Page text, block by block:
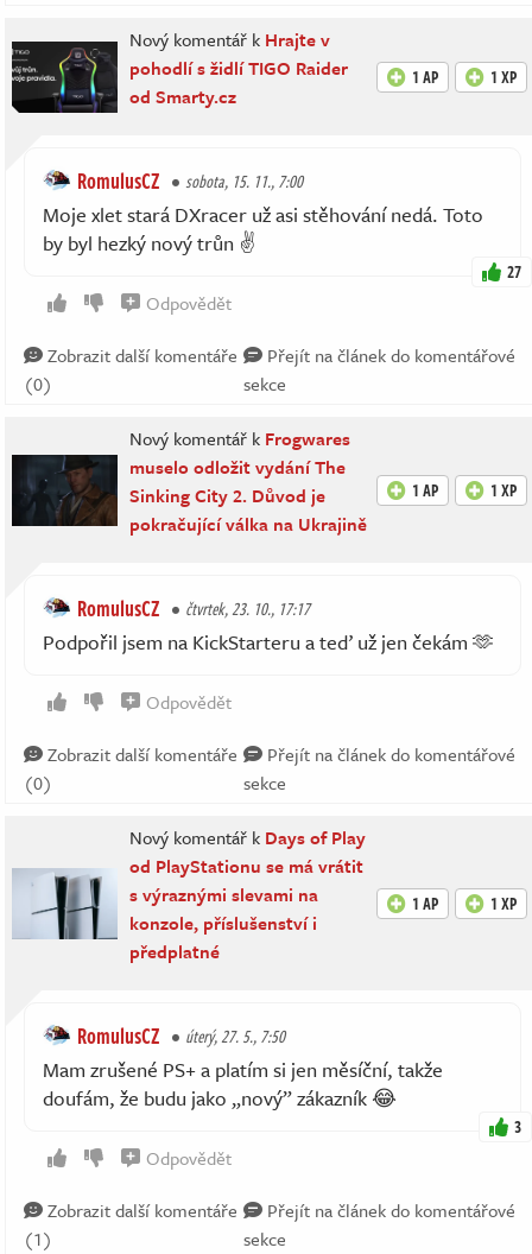
Nový komentář k Hrajte v
pohodlí s židlí TIGO Raider
od Smarty.cz
1 AP 1 XP
RomulusCZ sobota, 15. 11., 7:00
Moje xlet stará DXracer už asi stěhování nedá. Toto
by byl hezký nový trůn ✌️
27
Odpovědět
Zobrazit další komentáře
(0)
Přejít na článek do komentářové
sekce
Nový komentář k Frogwares
muselo odložit vydání The
Sinking City 2. Důvod je
pokračující válka na Ukrajině
1 AP 1 XP
RomulusCZ čtvrtek, 23. 10., 17:17
Podpořil jsem na KickStarteru a teď už jen čekám 🫶
Odpovědět
Zobrazit další komentáře
(0)
Přejít na článek do komentářové
sekce
Nový komentář k Days of Play
od PlayStationu se má vrátit
s výraznými slevami na
konzole, příslušenství i
předplatné
1 AP 1 XP
RomulusCZ úterý, 27. 5., 7:50
Mam zrušené PS+ a platím si jen měsíční, takže
doufám, že budu jako „nový” zákazník 😂
3
Odpovědět
Zobrazit další komentáře
(1)
Přejít na článek do komentářové
sekce